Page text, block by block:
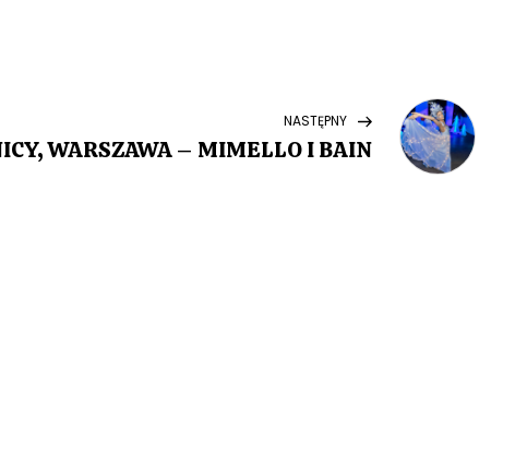
Post
NASTĘPNY
WARSZAWA – MIMELLO I BAIN